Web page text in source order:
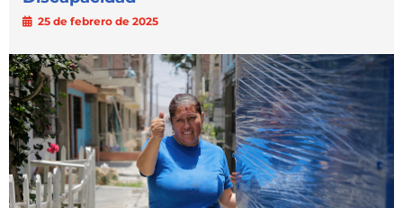
25 de febrero de 2025